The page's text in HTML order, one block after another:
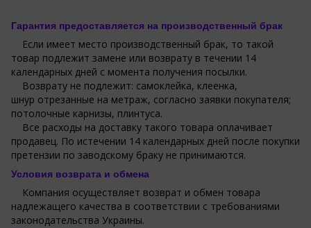
Гарантия предоставляется на производственный брак
Если имеет место производственный брак, то такой
товар подлежит замене или возврату в течении 14
календарных дней с момента получения посылки.
Возврату не подлежит: самоклейка, клеенка,
шнур отрезанные на метраж, согласно заявки покупателя;
потолочные карнизы, плинтуса.
Все расходы на доставку такого товара оплачивает
продавец. По истечении 14 календарных дней после покупки
претензии по заводскому браку не принимаются.
Условия возврата и обмена
Компания осуществляет возврат и обмен товара
надлежащего качества в соответствии с требованиями
законодательства Украины.